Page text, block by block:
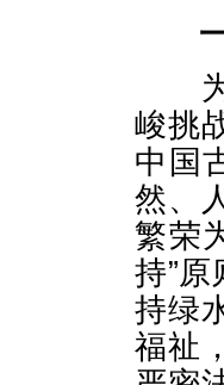
为
峻挑
中国
然、
繁荣
持”
持绿
福祉